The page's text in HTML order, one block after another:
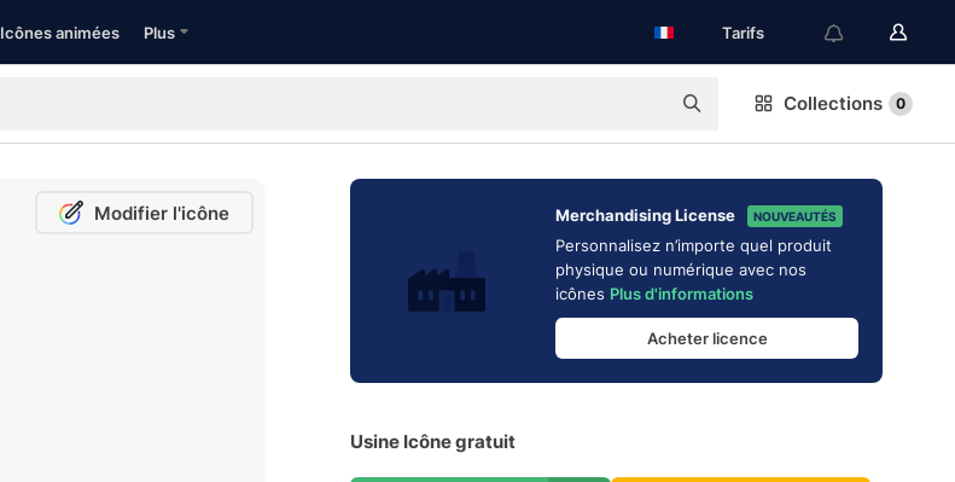
Icônes animées Plus Tarifs
Collections 0
Modifier l'icône Merchandising License NOUVEAUTÉS
Personnalisez n’importe quel produit
physique ou numérique avec nos
icônes Plus d'informations
Acheter licence
Usine Icône gratuit